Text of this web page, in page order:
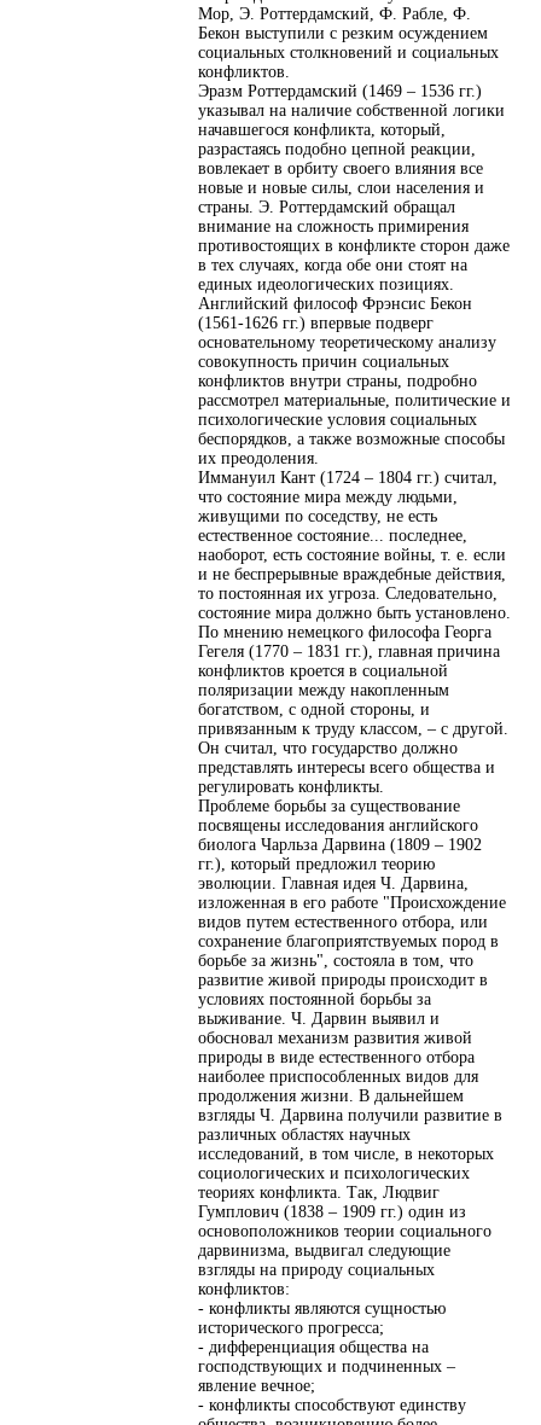
Мор, Э. Роттердамский, Ф. Рабле, Ф.
Бекон выступили с резким осуждением
социальных столкновений и социальных
конфликтов.
Эразм Роттердамский (1469 – 1536 гг.)
указывал на наличие собственной логики
начавшегося конфликта, который,
разрастаясь подобно цепной реакции,
вовлекает в орбиту своего влияния все
новые и новые силы, слои населения и
страны. Э. Роттердамский обращал
внимание на сложность примирения
противостоящих в конфликте сторон даже
в тех случаях, когда обе они стоят на
единых идеологических позициях.
Английский философ Фрэнсис Бекон
(1561-1626 гг.) впервые подверг
основательному теоретическому анализу
совокупность причин социальных
конфликтов внутри страны, подробно
рассмотрел материальные, политические и
психологические условия социальных
беспорядков, а также возможные способы
их преодоления.
Иммануил Кант (1724 – 1804 гг.) считал,
что состояние мира между людьми,
живущими по соседству, не есть
естественное состояние... последнее,
наоборот, есть состояние войны, т. е. если
и не беспрерывные враждебные действия,
то постоянная их угроза. Следовательно,
состояние мира должно быть установлено.
По мнению немецкого философа Георга
Гегеля (1770 – 1831 гг.), главная причина
конфликтов кроется в социальной
поляризации между накопленным
богатством, с одной стороны, и
привязанным к труду классом, – с другой.
Он считал, что государство должно
представлять интересы всего общества и
регулировать конфликты.
Проблеме борьбы за существование
посвящены исследования английского
биолога Чарльза Дарвина (1809 – 1902
гг.), который предложил теорию
эволюции. Главная идея Ч. Дарвина,
изложенная в его работе "Происхождение
видов путем естественного отбора, или
сохранение благоприятствуемых пород в
борьбе за жизнь", состояла в том, что
развитие живой природы происходит в
условиях постоянной борьбы за
выживание. Ч. Дарвин выявил и
обосновал механизм развития живой
природы в виде естественного отбора
наиболее приспособленных видов для
продолжения жизни. В дальнейшем
взгляды Ч. Дарвина получили развитие в
различных областях научных
исследований, в том числе, в некоторых
социологических и психологических
теориях конфликта. Так, Людвиг
Гумплович (1838 – 1909 гг.) один из
основоположников теории социального
дарвинизма, выдвигал следующие
взгляды на природу социальных
конфликтов:
- конфликты являются сущностью
исторического прогресса;
- дифференциация общества на
господствующих и подчиненных –
явление вечное;
- конфликты способствуют единству